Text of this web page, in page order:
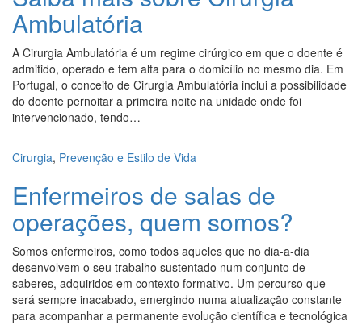
Ambulatória
A Cirurgia Ambulatória é um regime cirúrgico em que o doente é
admitido, operado e tem alta para o domicílio no mesmo dia. Em
Portugal, o conceito de Cirurgia Ambulatória inclui a possibilidade
do doente pernoitar a primeira noite na unidade onde foi
intervencionado, tendo…
Cirurgia, Prevenção e Estilo de Vida
Enfermeiros de salas de
operações, quem somos?
Somos enfermeiros, como todos aqueles que no dia-a-dia
desenvolvem o seu trabalho sustentado num conjunto de
saberes, adquiridos em contexto formativo. Um percurso que
será sempre inacabado, emergindo numa atualização constante
para acompanhar a permanente evolução científica e tecnológica